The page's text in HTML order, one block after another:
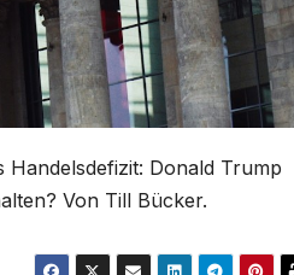
Donald Trump
Von Till Bücker.